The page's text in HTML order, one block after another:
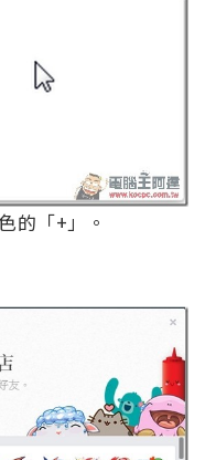
的「+」。